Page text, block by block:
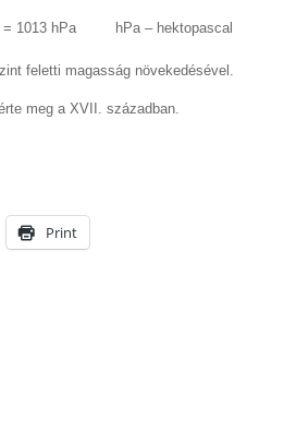
= 1013 hPa hPa – hektopascal
feletti magasság növekedésével.
meg a XVII. században.
Print